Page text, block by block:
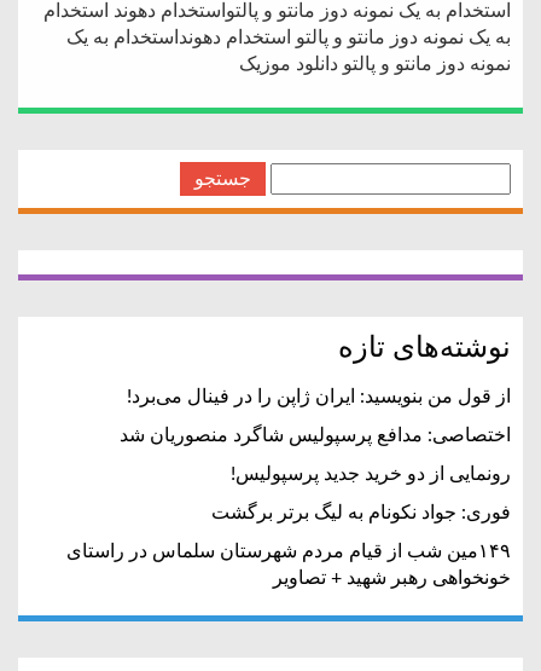
استخدام به یک نمونه دوز مانتو و پالتواستخدام دهوند استخدام
به یک نمونه دوز مانتو و پالتو استخدام دهونداستخدام به یک
نمونه دوز مانتو و پالتو دانلود موزیک
نوشته‌های تازه
از قول من بنویسید: ایران ژاپن را در فینال می‌برد!
اختصاصی: مدافع پرسپولیس شاگرد منصوریان شد
رونمایی از دو خرید جدید پرسپولیس!
فوری: جواد نکونام به لیگ برتر برگشت
۱۴۹مین شب از قیام مردم شهرستان سلماس در راستای
خونخواهی رهبر شهید + تصاویر